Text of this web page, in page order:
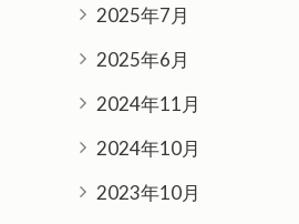
2025年7月
2025年6月
2024年11月
2024年10月
2023年10月